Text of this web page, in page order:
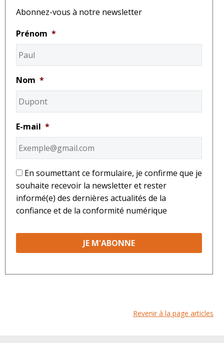
Abonnez-vous à notre newsletter
Prénom *
Nom *
E-mail *
* En soumettant ce formulaire, je confirme que je
souhaite recevoir la newsletter et rester
informé(e) des dernières actualités de la
confiance et de la conformité numérique
Revenir à la page articles